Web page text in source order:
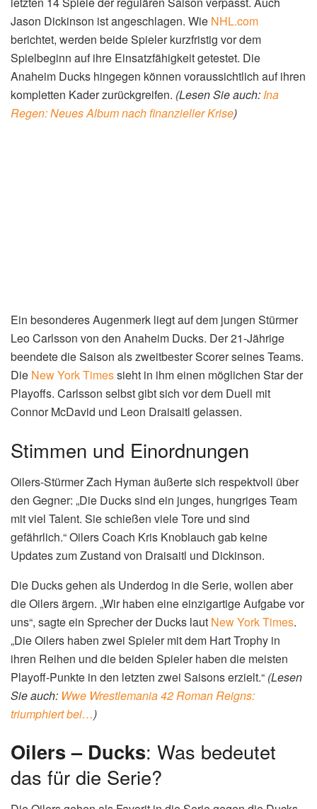
Jason Dickinson ist angeschlagen. Wie NHL.com
berichtet, werden beide Spieler kurzfristig vor dem
Spielbeginn auf ihre Einsatzfähigkeit getestet. Die
Anaheim Ducks hingegen können voraussichtlich auf ihren
kompletten Kader zurückgreifen. (Lesen Sie auch: Ina
Regen: Neues Album nach finanzieller Krise)
Ein besonderes Augenmerk liegt auf dem jungen Stürmer
Leo Carlsson von den Anaheim Ducks. Der 21-Jährige
beendete die Saison als zweitbester Scorer seines Teams.
Die New York Timessieht in ihm einen möglichen Star der
Playoffs. Carlsson selbst gibt sich vor dem Duell mit
Connor McDavid und Leon Draisaitl gelassen.
Stimmen und Einordnungen
Oilers-Stürmer Zach Hyman äußerte sich respektvoll über
den Gegner: „Die Ducks sind ein junges, hungriges Team
mit viel Talent. Sie schießen viele Tore und sind
gefährlich.“ Oilers Coach Kris Knoblauch gab keine
Updates zum Zustand von Draisaitl und Dickinson.
Die Ducks gehen als Underdog in die Serie, wollen aber
die Oilers ärgern. „Wir haben eine einzigartige Aufgabe vor
uns“, sagte ein Sprecher der Ducks laut New York Times.
„Die Oilers haben zwei Spieler mit dem Hart Trophy in
ihren Reihen und die beiden Spieler haben die meisten
Playoff-Punkte in den letzten zwei Saisons erzielt.“ (Lesen
Sie auch: Wwe Wrestlemania 42 Roman Reigns:
triumphiert bei…)
Oilers – Ducks: Was bedeutet
das für die Serie?